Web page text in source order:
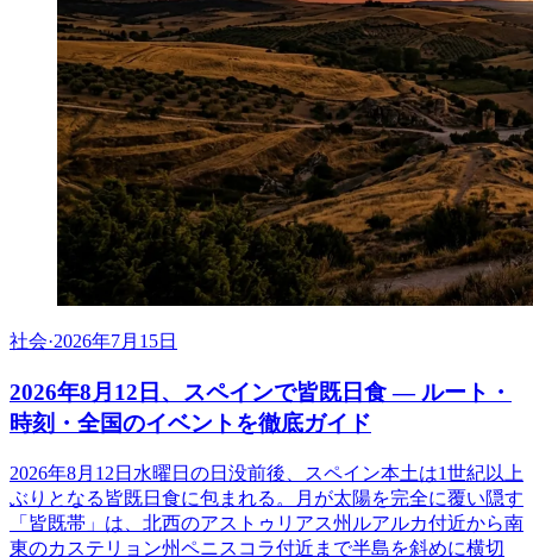
社会·2026年7月15日
2026年8月12日、スペインで皆既日食 ― ルート・
時刻・全国のイベントを徹底ガイド
2026年8月12日水曜日の日没前後、スペイン本土は1世紀以上
ぶりとなる皆既日食に包まれる。月が太陽を完全に覆い隠す
「皆既帯」は、北西のアストゥリアス州ルアルカ付近から南
東のカステリョン州ペニスコラ付近まで半島を斜めに横切